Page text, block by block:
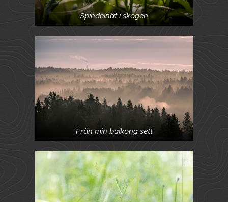
Spindelnät i skogen
Från min balkong sett